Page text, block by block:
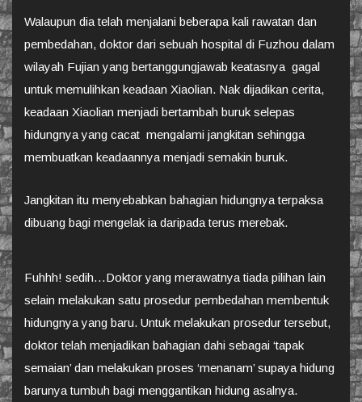
Walaupun dia telah menjalani beberapa kali rawatan dan
pembedahan, doktor dari sebuah hospital di Fuzhou dalam
wilayah Fujian yang bertanggungjawab keatasnya gagal
untuk memulihkan keadaan Xiaolian. Nak dijadikan cerita,
keadaan Xiaolian menjadi bertambah buruk selepas
hidungnya yang cacat mengalami jangkitan sehingga
membuatkan keadaannya menjadi semakin buruk.
Jangkitan itu menyebabkan bahagian hidungnya terpaksa
dibuang bagi mengelak ia daripada terus merebak.
Fuhhh! sedih…Doktor yang merawatnya tiada pilihan lain
selain melakukan satu prosedur pembedahan membentuk
hidungnya yang baru. Untuk melakukan prosedur tersebut,
doktor telah menjadikan bahagian dahi sebagai ‘tapak
semaian’ dan melakukan proses ‘menanam’ supaya hidung
barunya tumbuh bagi menggantikan hidung asalnya.